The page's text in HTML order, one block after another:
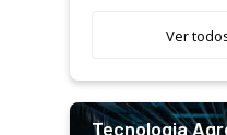
Ver
Tecnologia